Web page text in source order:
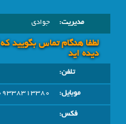
مدیریت: جوادی
لطفا هنگام تماس بگویید
دیده اید
تلفن:
موبایل:
فکس: